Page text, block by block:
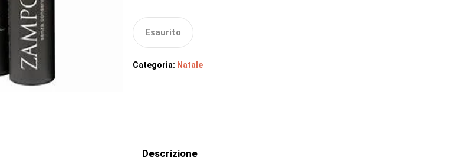
Esaurito
Categoria: Natale
Descrizione